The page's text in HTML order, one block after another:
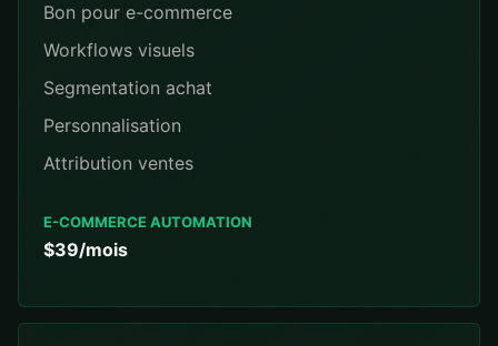
Bon pour e-commerce
Workflows visuels
Segmentation achat
Personnalisation
Attribution ventes
E-COMMERCE AUTOMATION
$39/mois